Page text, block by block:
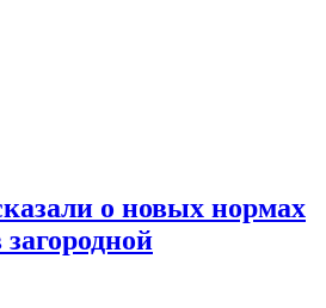
о новых нормах